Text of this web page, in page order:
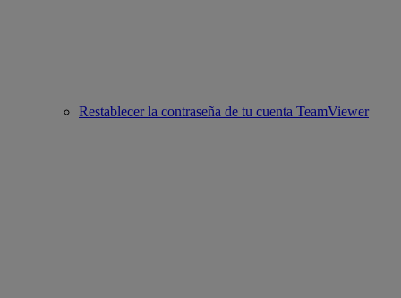
Restablecer la contraseña de tu cuenta TeamViewer